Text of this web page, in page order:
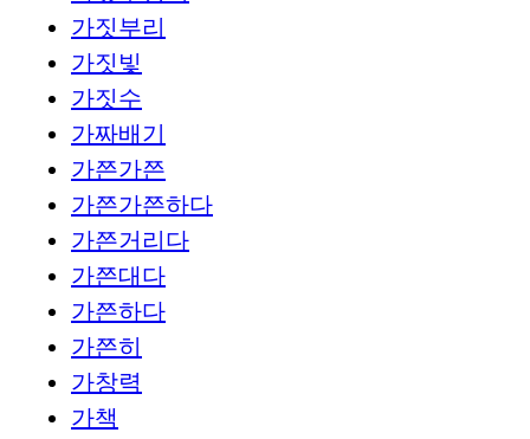
가짓부리
가짓빛
가짓수
가짜배기
가쯘가쯘
가쯘가쯘하다
가쯘거리다
가쯘대다
가쯘하다
가쯘히
가창력
가책